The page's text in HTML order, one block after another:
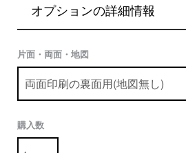
オプションの詳細情報
片面・両面・地図
購入数